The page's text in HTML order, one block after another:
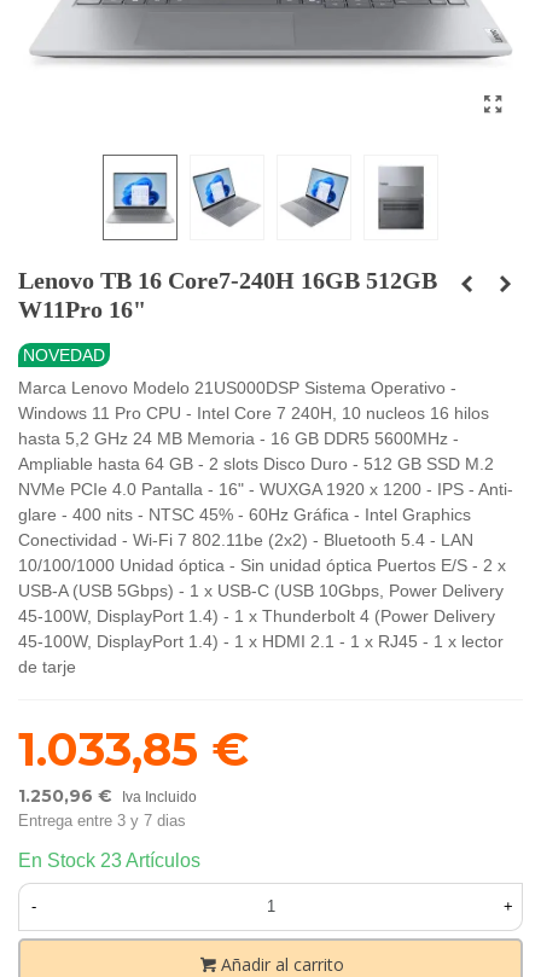
Lenovo TB 16 Core7-240H 16GB 512GB
W11Pro 16"
NOVEDAD
Marca Lenovo Modelo 21US000DSP Sistema Operativo -
Windows 11 Pro CPU - Intel Core 7 240H, 10 nucleos 16 hilos
hasta 5,2 GHz 24 MB Memoria - 16 GB DDR5 5600MHz -
Ampliable hasta 64 GB - 2 slots Disco Duro - 512 GB SSD M.2
NVMe PCIe 4.0 Pantalla - 16" - WUXGA 1920 x 1200 - IPS - Anti-
glare - 400 nits - NTSC 45% - 60Hz Gráfica - Intel Graphics
Conectividad - Wi-Fi 7 802.11be (2x2) - Bluetooth 5.4 - LAN
10/100/1000 Unidad óptica - Sin unidad óptica Puertos E/S - 2 x
USB-A (USB 5Gbps) - 1 x USB-C (USB 10Gbps, Power Delivery
45-100W, DisplayPort 1.4) - 1 x Thunderbolt 4 (Power Delivery
45-100W, DisplayPort 1.4) - 1 x HDMI 2.1 - 1 x RJ45 - 1 x lector
de tarje
1.033,85 €
1.250,96 € Iva Incluido
Entrega entre 3 y 7 dias
En Stock 23 Artículos
- +
Añadir al carrito